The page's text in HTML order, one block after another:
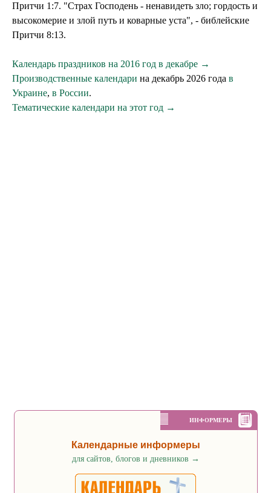
Притчи 1:7. "Страх Господень - ненавидеть зло; гордость и
высокомерие и злой путь и коварные уста", - библейские
Притчи 8:13.
Календарь праздников на 2016 год в декабре →
Производственные календари на декабрь 2026 года в
Украине, в России.
Тематические календари на этот год →
ИНФОРМЕРЫ
Календарные информеры
для сайтов, блогов и дневников →